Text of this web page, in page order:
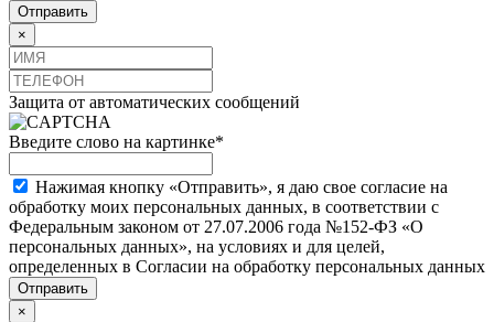
×
Защита от автоматических сообщений
Введите слово на картинке*
Нажимая кнопку «Отправить», я даю свое согласие на
обработку моих персональных данных, в соответствии с
Федеральным законом от 27.07.2006 года №152-ФЗ «О
персональных данных», на условиях и для целей,
определенных в Согласии на обработку персональных данных
×